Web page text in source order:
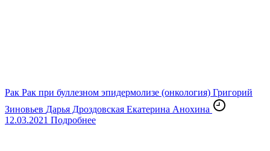
Рак Рак при буллезном эпидермолизе (онкология) Григорий
Зиновьев Дарья Дроздовская Екатерина Анохина
12.03.2021 Подробнее